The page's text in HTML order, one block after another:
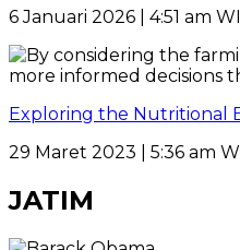
6 Januari 2026 | 4:51 am
Exploring the Nutritional
29 Maret 2023 | 5:36 am
JATIM